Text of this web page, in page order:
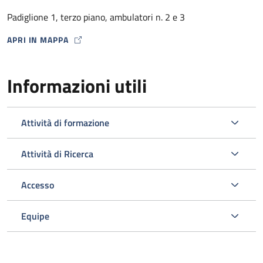
presso lo stesso Ambulatorio HIV) .
L’ambulatorio si occupa inoltre dello screening e della gestione
delle comorbosità correlate all’infezione da HIV programmando
gli esami ematici o strumentali e le visite specialistiche
opportuni nell’ambito del Policlinico.
Padiglione 1, terzo piano, ambulatori n. 2 e 3
APRI IN MAPPA
MAP ICON
Informazioni utili
Attività di formazione
Attività di Ricerca
Accesso
Equipe